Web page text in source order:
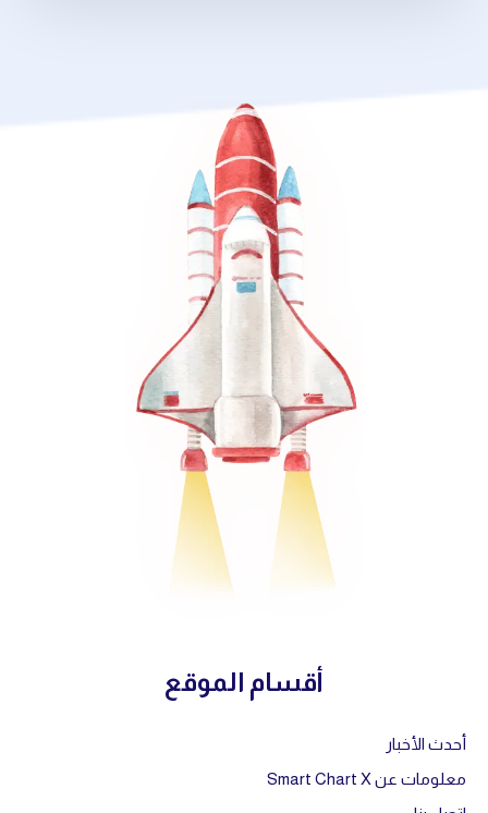
أقسام الموقع
أحدث الأخبار
معلومات عن Smart Chart X